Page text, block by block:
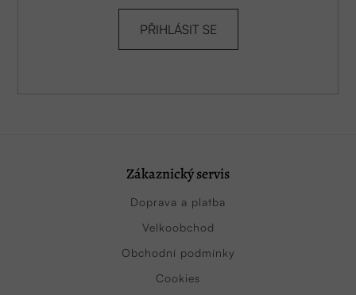
PŘIHLÁSIT SE
Zákaznický servis
Doprava a platba
Velkoobchod
Obchodní podmínky
Cookies